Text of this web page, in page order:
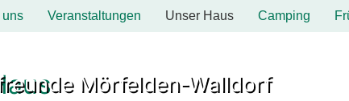
uns Veranstaltungen Unser Haus Camping
Mörfelden-Walldorf